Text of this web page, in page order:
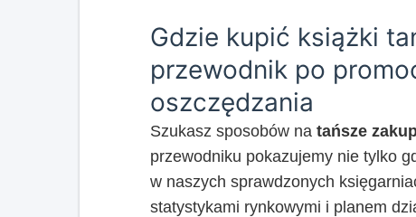
Gdzie kupić książki
przewodnik po
oszczędzania
Szukasz sposobów na tańsze
przewodniku pokazujemy nie tylko
w naszych sprawdzonych
statystykami rynkowymi i planem